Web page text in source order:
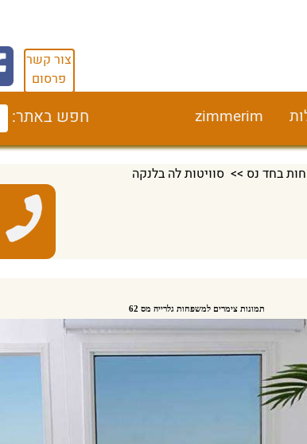
צור קשר
פרסום
zimmerim חפש באתר:
בחד נס >> סוויטות לה בלנקה